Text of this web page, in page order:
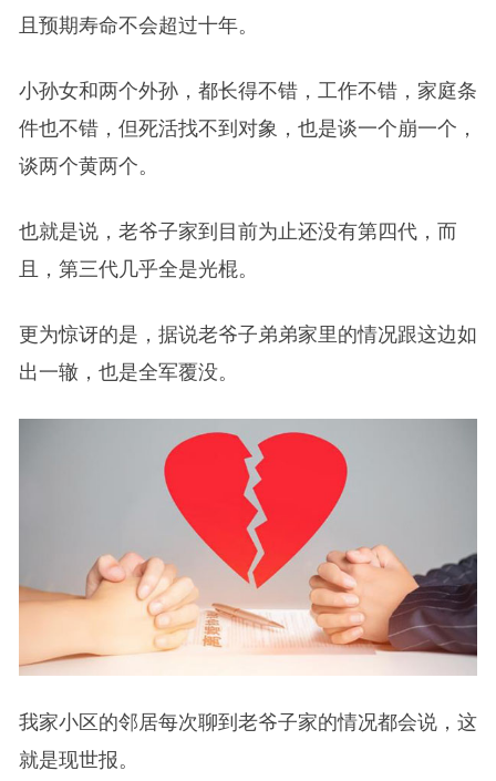
且预期寿命不会超过十年。
小孙女和两个外孙，都长得不错，工作不错，家庭条
件也不错，但死活找不到对象，也是谈一个崩一个，
谈两个黄两个。
也就是说，老爷子家到目前为止还没有第四代，而
且，第三代几乎全是光棍。
更为惊讶的是，据说老爷子弟弟家里的情况跟这边如
出一辙，也是全军覆没。
我家小区的邻居每次聊到老爷子家的情况都会说，这
就是现世报。